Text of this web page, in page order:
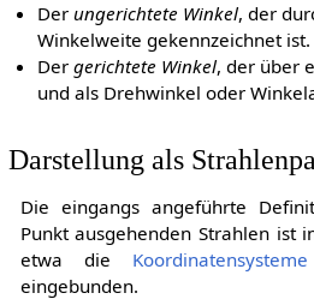
Derungerichtete Winkel, der
Winkelweite gekennzeichnet ist.
Dergerichtete Winkel, der über
und als Drehwinkel oder
Darstellung als
Die eingangs angeführte
Punkt ausgehenden Strahlen ist
etwa die Koordinatensysteme
eingebunden.